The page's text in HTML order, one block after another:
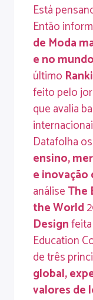
Está
Então
de Moda
e no mundo
último
feito pelo
que avalia
Datafolha
ensino,
e inovação
análiseThe
the World
Design
Education
de três
global,
valores de